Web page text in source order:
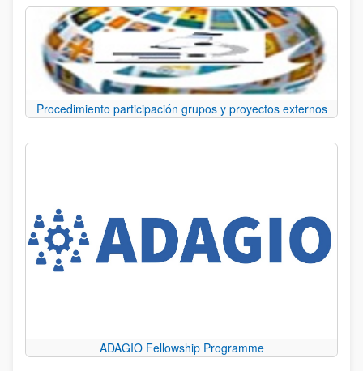
Procedimiento participación grupos y proyectos externos
ADAGIO Fellowship Programme